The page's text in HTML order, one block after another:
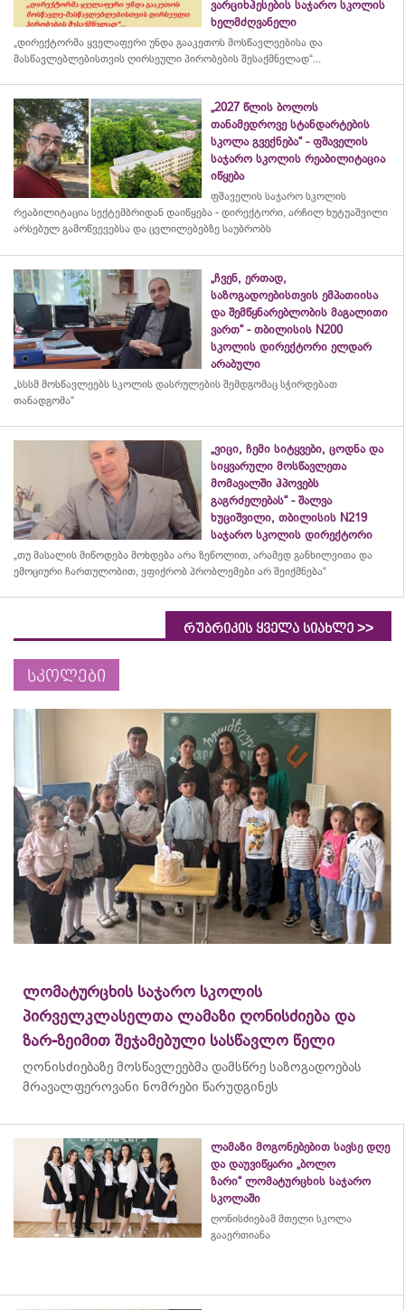
ვარციხჰესების საჯარო სკოლის
ხელმძღვანელი
„დირექტორმა ყველაფერი უნდა გააკეთოს მოსწავლეებისა და
მასწავლებლებისთვის ღირსეული პირობების შესაქმნელად“...
„2027 წლის ბოლოს
თანამედროვე სტანდარტების
სკოლა გვექნება“ - ფშაველის
საჯარო სკოლის რეაბილიტაცია
იწყება
ფშაველის საჯარო სკოლის
რეაბილიტაცია სექტემბრიდან დაიწყება - დირექტორი, არჩილ ხუტუაშვილი
არსებულ გამოწვევებსა და ცვლილებებზე საუბრობს
„ჩვენ, ერთად,
საზოგადოებისთვის ემპათიისა
და შემწყნარებლობის მაგალითი
ვართ“ - თბილისის N200
სკოლის დირექტორი ელდარ
არაბული
„სსსმ მოსწავლეებს სკოლის დასრულების შემდგომაც სჭირდებათ
თანადგომა“
„ვიცი, ჩემი სიტყვები, ცოდნა და
სიყვარული მოსწავლეთა
მომავალში ჰპოვებს
გაგრძელებას“ - შალვა
ხუციშვილი, თბილისის N219
საჯარო სკოლის დირექტორი
„თუ მასალის მიწოდება მოხდება არა ზეწოლით, არამედ განხილვითა და
ემოციური ჩართულობით, ვფიქრობ პრობლემები არ შეიქმნება“
რუბრიკის ყველა სიახლე >>
სკოლები
ლომატურცხის საჯარო სკოლის
პირველკლასელთა ლამაზი ღონისძიება და
ზარ-ზეიმით შეჯამებული სასწავლო წელი
ღონისძიებაზე მოსწავლეებმა დამსწრე საზოგადოებას
მრავალფეროვანი ნომრები წარუდგინეს
ლამაზი მოგონებებით სავსე დღე
და დაუვიწყარი „ბოლო
ზარი“ ლომატურცხის საჯარო
სკოლაში
ღონისძიებამ მთელი სკოლა
გააერთიანა